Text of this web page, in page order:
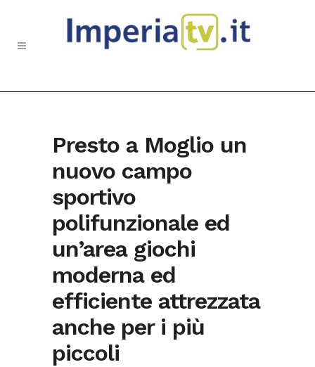
Presto a Moglio un
nuovo campo
sportivo
polifunzionale ed
un’area giochi
moderna ed
efficiente attrezzata
anche per i più
piccoli